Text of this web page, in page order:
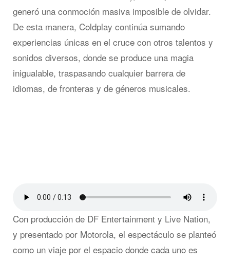
generó una conmoción masiva imposible de olvidar.
De esta manera, Coldplay continúa sumando
experiencias únicas en el cruce con otros talentos y
sonidos diversos, donde se produce una magia
inigualable, traspasando cualquier barrera de
idiomas, de fronteras y de géneros musicales.
Con producción de DF Entertainment y Live Nation,
y presentado por Motorola, el espectáculo se planteó
como un viaje por el espacio donde cada uno es